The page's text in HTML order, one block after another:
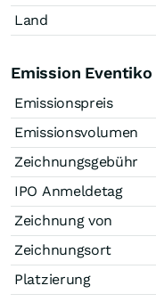
Land
Emission Eventiko
Emissionspreis
Emissionsvolumen
Zeichnungsgebühr
IPO Anmeldetag
Zeichnung von
Zeichnungsort
Platzierung